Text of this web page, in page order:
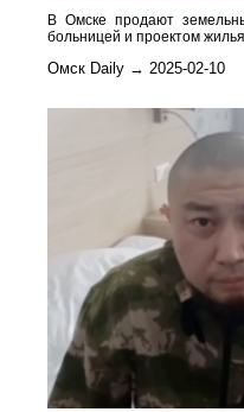
В Омске продают
больницей и проектом жилья.
Омск Daily → 2025-02-10